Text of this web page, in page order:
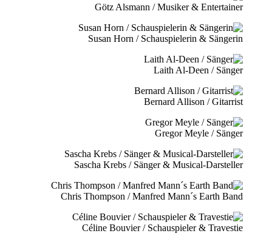
Götz Alsmann / Musiker & Entertainer
Susan Horn / Schauspielerin & Sängerin
Laith Al-Deen / Sänger
Bernard Allison / Gitarrist
Gregor Meyle / Sänger
Sascha Krebs / Sänger & Musical-Darsteller
Chris Thompson / Manfred Mann´s Earth Band
Céline Bouvier / Schauspieler & Travestie